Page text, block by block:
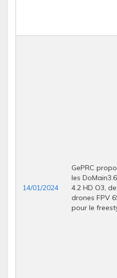
14/01/2024
GePRC
les
4.2 HD O3,
drones FPV
pour le